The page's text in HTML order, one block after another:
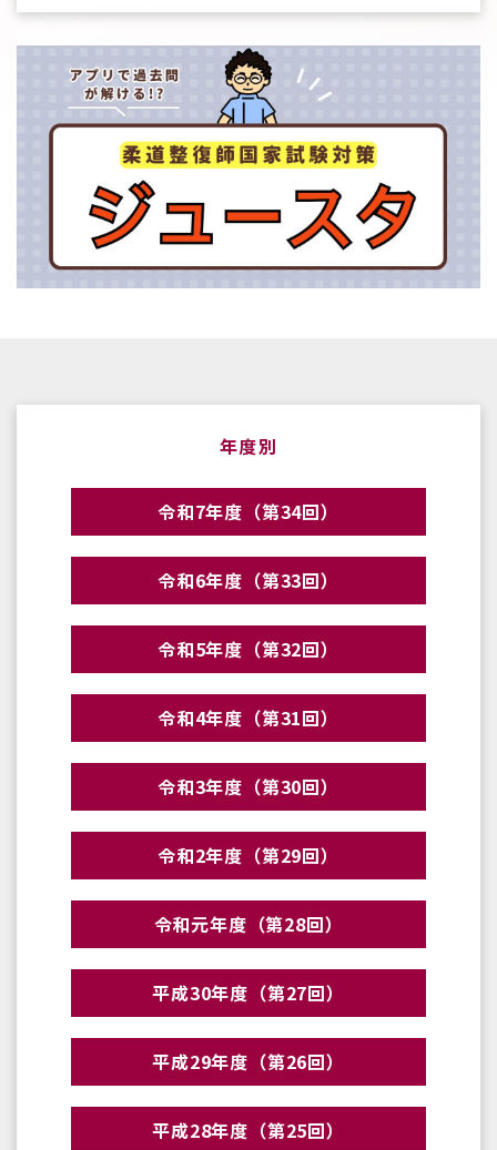
年度別
令和7年度（第34回）
令和6年度（第33回）
令和5年度（第32回）
令和4年度（第31回）
令和3年度（第30回）
令和2年度（第29回）
令和元年度（第28回）
平成30年度（第27回）
平成29年度（第26回）
平成28年度（第25回）